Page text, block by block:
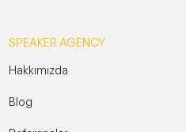
SPEAKER AGENCY
Hakkımızda
Blog